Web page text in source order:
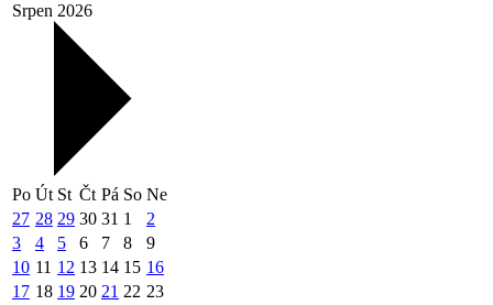
Srpen 2026
Po Út St Čt Pá So Ne
27 28 29 30 31 1
2
3
4 5 6 7 8
9
10 11 12 13 14 15 16
17 18 19 20 21 22 23